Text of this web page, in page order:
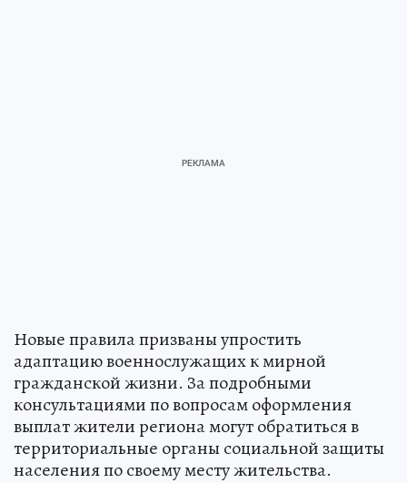
Новые правила призваны упростить
адаптацию военнослужащих к мирной
гражданской жизни. За подробными
консультациями по вопросам оформления
выплат жители региона могут обратиться в
территориальные органы социальной защиты
населения по своему месту жительства.